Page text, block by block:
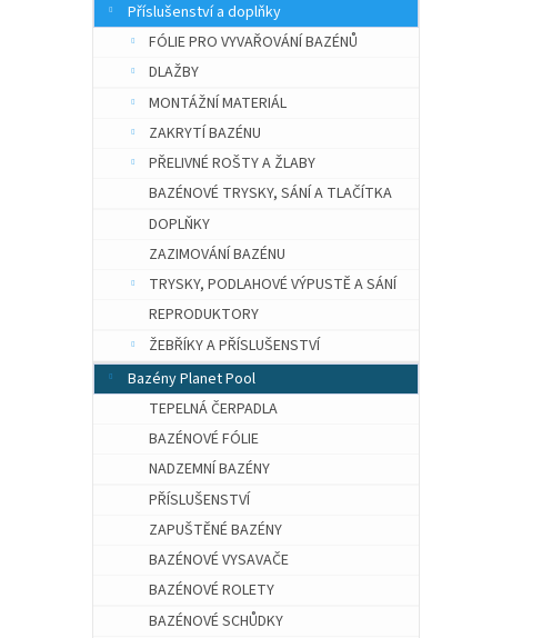
Příslušenství a doplňky
FÓLIE PRO VYVAŘOVÁNÍ BAZÉNŮ
DLAŽBY
MONTÁŽNÍ MATERIÁL
ZAKRYTÍ BAZÉNU
PŘELIVNÉ ROŠTY A ŽLABY
BAZÉNOVÉ TRYSKY, SÁNÍ A TLAČÍTKA
DOPLŇKY
ZAZIMOVÁNÍ BAZÉNU
TRYSKY, PODLAHOVÉ VÝPUSTĚ A SÁNÍ
REPRODUKTORY
ŽEBŘÍKY A PŘÍSLUŠENSTVÍ
Bazény Planet Pool
TEPELNÁ ČERPADLA
BAZÉNOVÉ FÓLIE
NADZEMNÍ BAZÉNY
PŘÍSLUŠENSTVÍ
ZAPUŠTĚNÉ BAZÉNY
BAZÉNOVÉ VYSAVAČE
BAZÉNOVÉ ROLETY
BAZÉNOVÉ SCHŮDKY